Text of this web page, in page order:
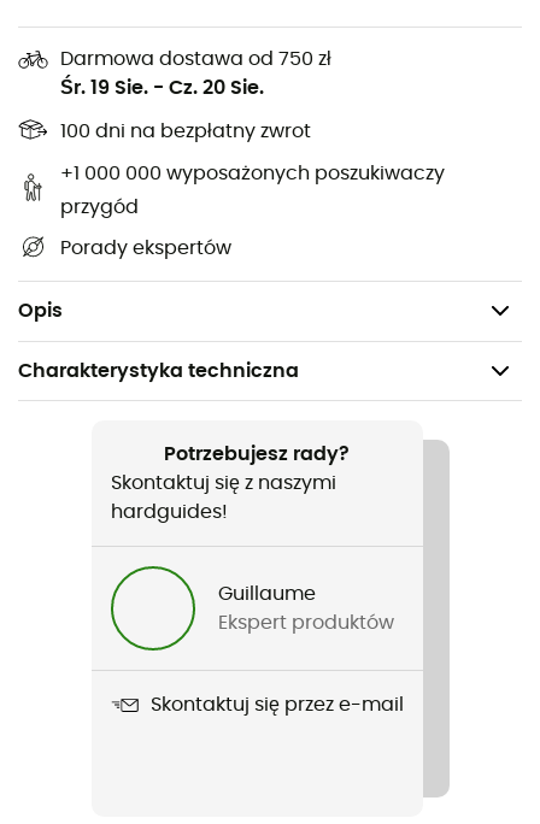
Darmowa dostawa od 750 zł
Śr. 19 Sie. - Cz. 20 Sie.
100 dni na bezpłatny zwrot
+1 000 000 wyposażonych poszukiwaczy
przygód
Porady ekspertów
Opis
Materiały: 90% poliester - 10% elastan
Miękkie i elastyczne materiały
Idealne dopasowanie
Szczotkowany materiał na czole dla większego
Wzmocnione dopasowanie na górze
Charakterystyka techniczna
Turystyka piesza / Trail / Bieganie / Trekking / Narty
Mężczyźni / Kobiety
Nazwa produktu
Microfleece Ponytail
Potrzebujesz rady?
Skontaktuj się z naszymi
hardguides!
Guillaume
Ekspert produktów
Skontaktuj się przez e-mail